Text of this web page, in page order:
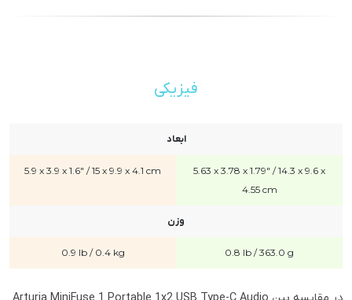
فیزیکی
ابعاد
5.63 x 3.78 x 1.79" / 14.3 x 9.6 x
4.55 cm
5.9 x 3.9 x 1.6" / 15 x 9.9 x 4.1 cm
وزن
0.8 lb / 363.0 g
0.9 lb / 0.4 kg